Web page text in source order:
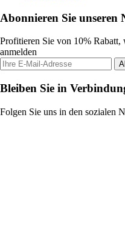
Abonnieren Sie unseren
Profitieren Sie von 10% Rabatt,
anmelden
Bleiben Sie in
Folgen Sie uns in den sozialen